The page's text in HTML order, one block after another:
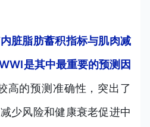
脏脂肪蓄积指标与肌肉减
是其中最重要的预测因
高的预测准确性，突出了
少风险和健康衰老促进中